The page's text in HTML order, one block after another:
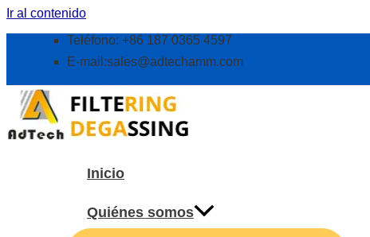
Ir al contenido
Teléfono: +86 187 0365 4597
E-mail:sales@adtechamm.com
Inicio
Quiénes somos